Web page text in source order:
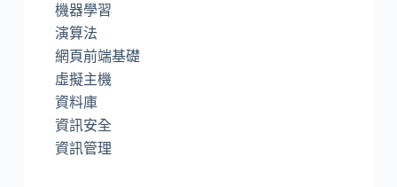
機器學習
演算法
網頁前端基礎
虛擬主機
資料庫
資訊安全
資訊管理